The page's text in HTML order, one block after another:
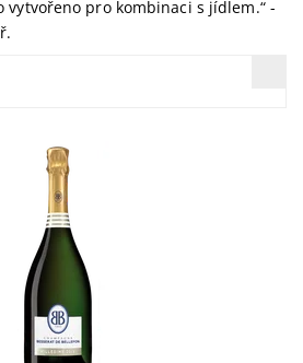
vytvořeno pro kombinaci s jídlem.“ -
Cuvée Vintage 2013: komplexní
citrusů a pražených mandlí.
svěžestí a...